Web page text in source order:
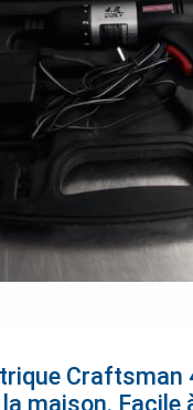
maison. Facile